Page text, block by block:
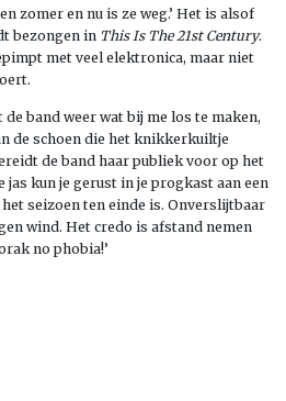
zomer en nu is ze weg.’ Het is alsof
bezongen in This Is The 21st Century.
met veel elektronica, maar niet
band weer wat bij me los te maken,
de schoen die het knikkerkuiltje
de band haar publiek voor op het
jas kun je gerust in je progkast aan een
seizoen ten einde is. Onverslijtbaar
wind. Het credo is afstand nemen
no phobia!’